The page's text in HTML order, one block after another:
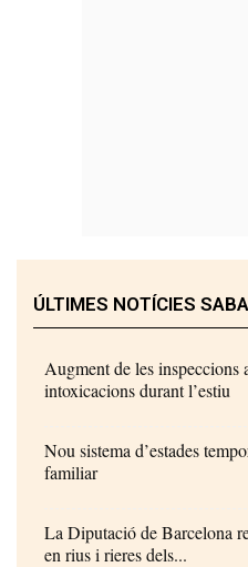
ÚLTIMES NOTÍCIES
Augment de les inspeccions
intoxicacions durant l’estiu
Nou sistema d’estades
familiar
La Diputació de Barcelona
en rius i rieres dels...